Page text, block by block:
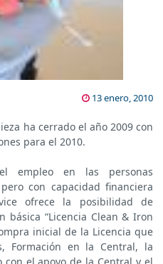
13 enero, 2010
ha cerrado el año 2009 con
para el 2010.
empleo en las personas
con capacidad financiera
ofrece la posibilidad de
“Licencia Clean & Iron
inicial de la Licencia que
Formación en la Central, la